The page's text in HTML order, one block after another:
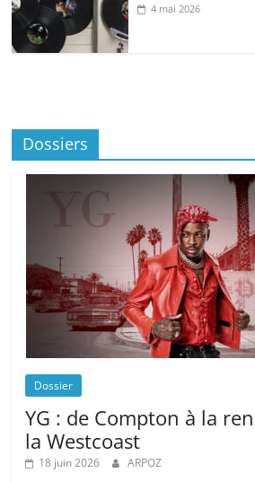
4 mai 2026
Dossiers
Dossier
YG : de Compton à la
la Westcoast
18 juin 2026 ARPOZ